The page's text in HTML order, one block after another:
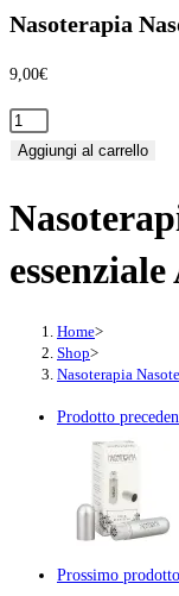
web
Nasoterapia
9,00€
Nasoterapia
Nasoterapia
essenziale
siberiano
Aggiungi al carrello
Home>
Shop>
Nasoterapia
Prodotto
Prossimo prodotto